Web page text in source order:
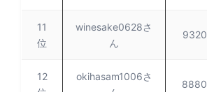
11
位
winesake0628さ
ん
9320
12
okihasam1006さ
8880